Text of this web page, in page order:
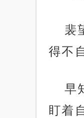
裴
得不
早
盯着